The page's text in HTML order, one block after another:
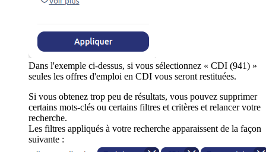
Dans l'exemple ci-dessus, si vous sélectionnez « CDI (941) »
seules les offres d'emploi en CDI vous seront restituées.
Si vous obtenez trop peu de résultats, vous pouvez supprimer
certains mots-clés ou certains filtres et critères et relancer votre
recherche.
Les filtres appliqués à votre recherche apparaissent de la façon
suivante :